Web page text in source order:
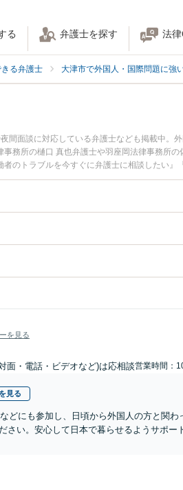
る 弁護士を探す 法
る弁護士 大津市で外国人・国際問題に強
面談に対応している弁護士なども掲載中。
務所の樋口 真也弁護士や羽座岡法律事務所
のトラブルを今すぐに弁護士に相談したい
弁護士に相談予約したい』などでお困りの相
を見る
面・電話・ビデオなど)は応相談営業時間：
見る
どにも参加し、日頃から外国人の方と関
さい。安心して日本で暮らせるようサポー